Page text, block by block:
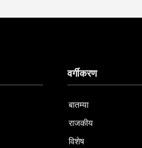
वर्गीकरण
बातम्या
राजकीय
विशेष